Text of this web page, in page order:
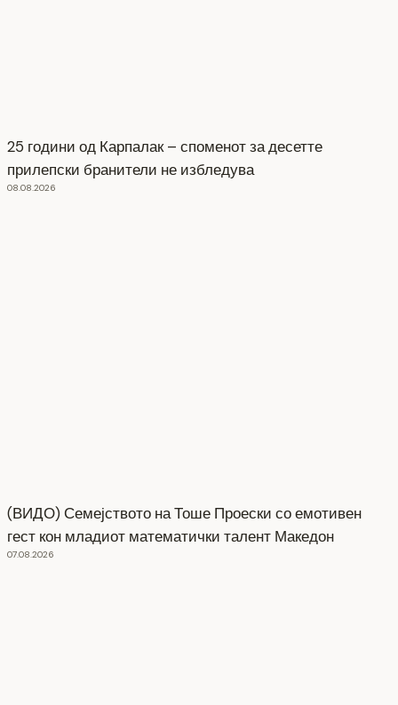
25 години од Карпалак – споменот за десетте
прилепски бранители не избледува
08.08.2026
(ВИДО) Семејството на Тоше Проески со емотивен
гест кон младиот математички талент Македон
07.08.2026